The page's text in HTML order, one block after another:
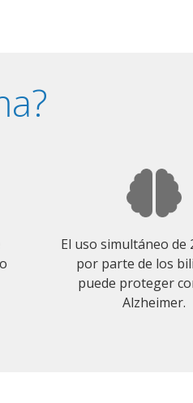
El uso simultáneo de
por parte de los
puede proteger
Alzheimer.